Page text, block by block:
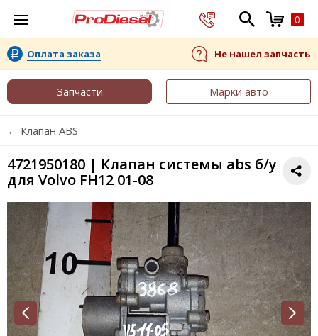
0
Оплата заказа Не нашел запчасть
Запчасти Марки авто
← Клапан ABS
4721950180 | Клапан системы abs б/у
для Volvo FH12 01-08